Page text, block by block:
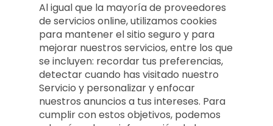
Al igual que la mayoría de proveedores
de servicios online, utilizamos cookies
para mantener el sitio seguro y para
mejorar nuestros servicios, entre los que
se incluyen: recordar tus preferencias,
detectar cuando has visitado nuestro
Servicio y personalizar y enfocar
nuestros anuncios a tus intereses. Para
cumplir con estos objetivos, podemos